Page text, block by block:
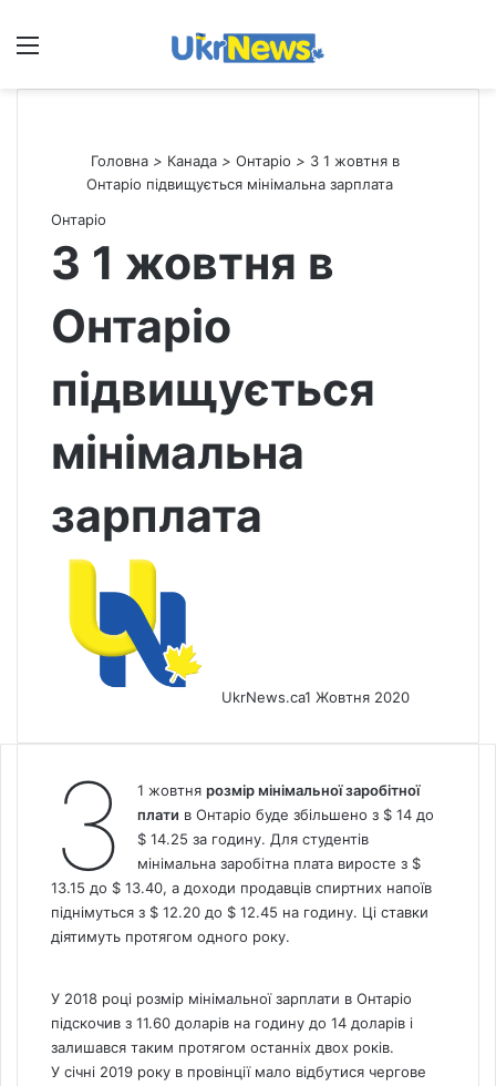
Меню
Головна > Канада > Онтаріо > З 1 жовтня в
Онтаріо підвищується мінімальна зарплата
Онтаріо
З 1 жовтня в
Онтаріо
підвищується
мінімальна
зарплата
UkrNews.ca1 Жовтня 2020
З 1 жовтня розмір мінімальної заробітної
плати в Онтаріо буде збільшено з $ 14 до
$ 14.25 за годину. Для студентів
мінімальна заробітна плата виросте з $
13.15 до $ 13.40, а доходи продавців спиртних напоїв
піднімуться з $ 12.20 до $ 12.45 на годину. Ці ставки
діятимуть протягом одного року.
У 2018 році розмір мінімальної зарплати в Онтаріо
підскочив з 11.60 доларів на годину до 14 доларів і
залишався таким протягом останніх двох років.
У січні 2019 року в провінції мало відбутися чергове